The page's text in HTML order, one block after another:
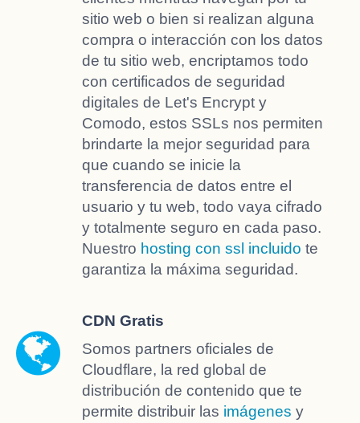
sitio web o bien si realizan alguna
compra o interacción con los datos
de tu sitio web, encriptamos todo
con certificados de seguridad
digitales de Let's Encrypt y
Comodo, estos SSLs nos permiten
brindarte la mejor seguridad para
que cuando se inicie la
transferencia de datos entre el
usuario y tu web, todo vaya cifrado
y totalmente seguro en cada paso.
Nuestro hosting con ssl incluido te
garantiza la máxima seguridad.
CDN Gratis
Somos partners oficiales de
Cloudflare, la red global de
distribución de contenido que te
permite distribuir las imágenes y